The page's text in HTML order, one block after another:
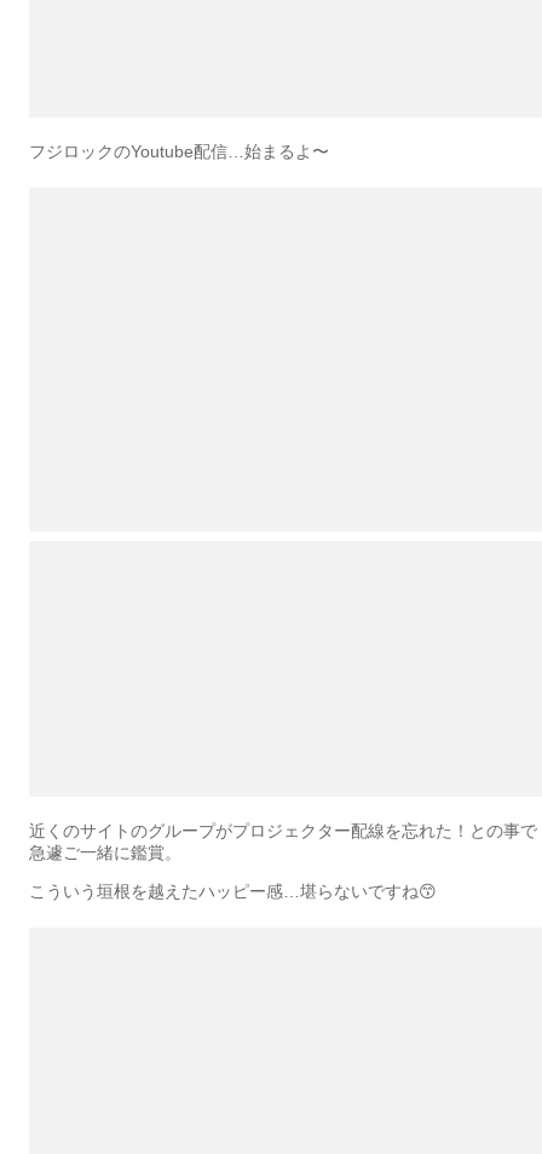
フジロックのYoutube配信…始まるよ〜
近くのサイトのグループがプロジェクター配線を忘れた！との事で
急遽ご一緒に鑑賞。
こういう垣根を越えたハッピー感…堪らないですね😙